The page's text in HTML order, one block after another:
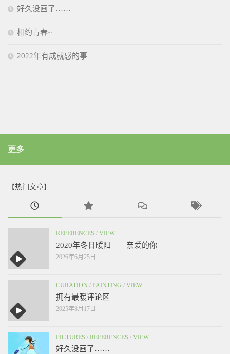
好久没画了……
相约青春~
2022年有成就感的事
更多
【热门文章】
REFERENCES / VIEW
2020年冬日暖阳——亲爱的你
2026年6月25日
CURATION / PAINTING / VIEW
拥有最暖评论区
2025年8月17日
PICTURES / REFERENCES / VIEW
好久没画了……